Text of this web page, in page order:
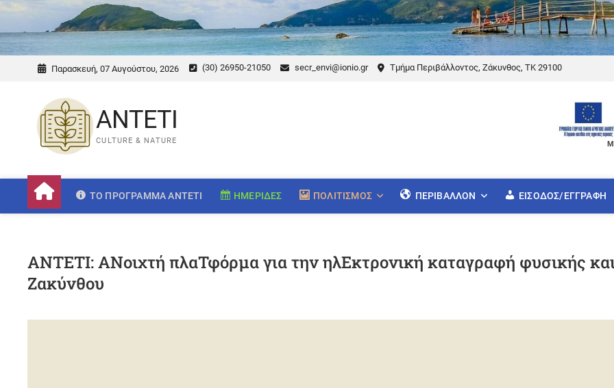
Παρασκευή, 07 Αυγούστου, 2026 (30) 26950-21050 secr_envi@ionio.gr Τμήμα Περιβάλλοντος, Ζάκυνθος, ΤΚ 29100
ANTETI
CULTURE & NATURE
ΤΟ ΠΡΌΓΡΑΜΜΑ ANTETI ΗΜΕΡΊΔΕΣ ΠΟΛΙΤΙΣΜΌΣ ΠΕΡΙΒΆΛΛΟΝ ΕΊΣΟΔΟΣ/ΕΓΓΡΑΦΉ
ΑΝΤΕΤΙ: ΑΝοιχτή πλαΤφόρμα για την ηλΕκτρονική καταγραφή φυσικής
Ζακύνθου